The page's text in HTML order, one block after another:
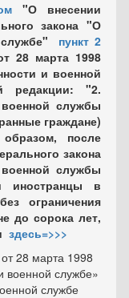
"О внесении
закона "О
пункт 2
28 марта 1998
и военной
редакции: "2.
службы
граждане)
после
закона
службы
иностранцы в
ограничения
до сорока лет,
здесь=>>>
28 марта 1998
военной службе»
службе